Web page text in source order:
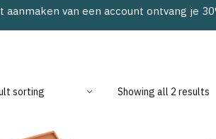
aanmaken van een account ontvang je
Showing all 2 results